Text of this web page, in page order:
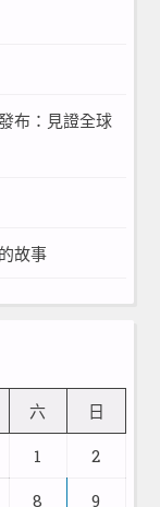
：見證全球
故事
六 日
1 2
8 9